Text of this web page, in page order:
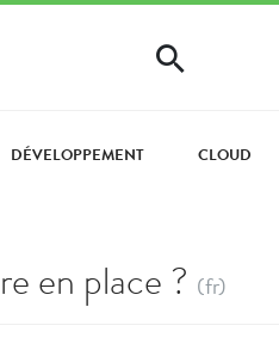
DÉVELOPPEMENT CLOUD
en place ? (fr)